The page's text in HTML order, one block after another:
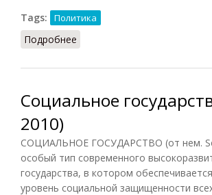
Tags:
Политика
Подробнее
Социальное
2010)
СОЦИАЛЬНОЕ ГОСУДАРСТВО (от нем.
особый тип современного
государства, в котором
уровень социальной защищенности